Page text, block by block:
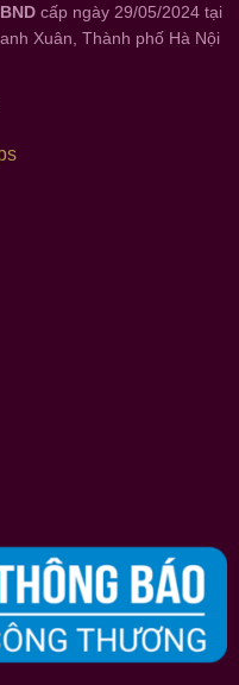
cấp ngày 29/05/2024 tại
Xuân, Thành phố Hà Nội